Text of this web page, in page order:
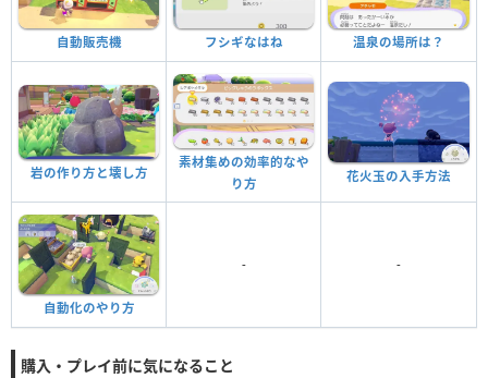
自動販売機 フシギなはね 温泉の場所は？
岩の作り方と壊し方
素材集めの効率的なや
り方
花火玉の入手方法
自動化のやり方
- -
購入・プレイ前に気になること